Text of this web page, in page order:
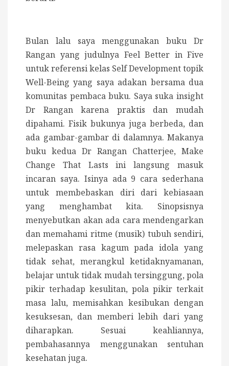
Bulan lalu saya menggunakan buku Dr
Rangan yang judulnya Feel Better in Five
untuk referensi kelas Self Development topik
Well-Being yang saya adakan bersama dua
komunitas pembaca buku. Saya suka insight
Dr Rangan karena praktis dan mudah
dipahami. Fisik bukunya juga berbeda, dan
ada gambar-gambar di dalamnya. Makanya
buku kedua Dr Rangan Chatterjee, Make
Change That Lasts ini langsung masuk
incaran saya. Isinya ada 9 cara sederhana
untuk membebaskan diri dari kebiasaan
yang menghambat kita. Sinopsisnya
menyebutkan akan ada cara mendengarkan
dan memahami ritme (musik) tubuh sendiri,
melepaskan rasa kagum pada idola yang
tidak sehat, merangkul ketidaknyamanan,
belajar untuk tidak mudah tersinggung, pola
pikir terhadap kesulitan, pola pikir terkait
masa lalu, memisahkan kesibukan dengan
kesuksesan, dan memberi lebih dari yang
diharapkan. Sesuai keahliannya,
pembahasannya menggunakan sentuhan
kesehatan juga.